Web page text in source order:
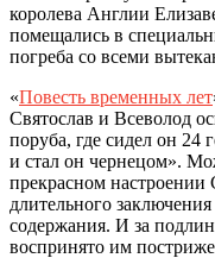
королева Англии
помещались в
погреба со всеми
«Повесть временных лет
Святослав и Всеволод
поруба, где сидел он 24
и стал он чернецом».
прекрасном настроении
длительного
содержания. И за
воспринято им